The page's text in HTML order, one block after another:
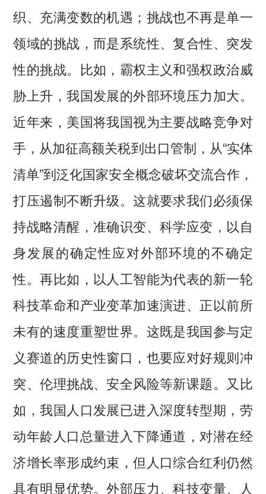
织、充满变数的机遇；挑战也不再是单一
领域的挑战，而是系统性、复合性、突发
性的挑战。比如，霸权主义和强权政治威
胁上升，我国发展的外部环境压力加大。
近年来，美国将我国视为主要战略竞争对
手，从加征高额关税到出口管制，从“实体
清单”到泛化国家安全概念破坏交流合作，
打压遏制不断升级。这就要求我们必须保
持战略清醒，准确识变、科学应变，以自
身发展的确定性应对外部环境的不确定
性。再比如，以人工智能为代表的新一轮
科技革命和产业变革加速演进、正以前所
未有的速度重塑世界。这既是我国参与定
义赛道的历史性窗口，也要应对好规则冲
突、伦理挑战、安全风险等新课题。又比
如，我国人口发展已进入深度转型期，劳
动年龄人口总量进入下降通道，对潜在经
济增长率形成约束，但人口综合红利仍然
具有明显优势。外部压力、科技变量、人